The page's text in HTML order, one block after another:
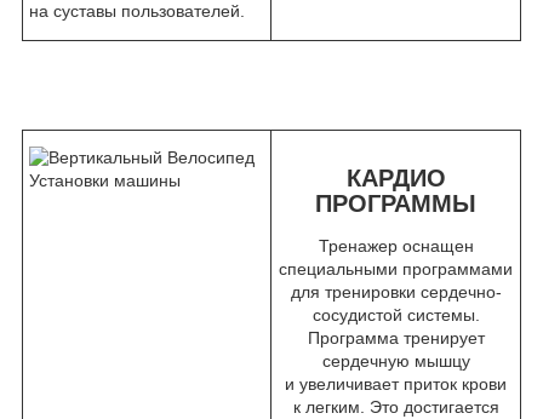
на суставы пользователей.
КАРДИО
ПРОГРАММЫ
Тренажер оснащен
специальными программами
для тренировки сердечно-
сосудистой системы.
Программа тренирует
сердечную мышцу
и увеличивает приток крови
к легким. Это достигается